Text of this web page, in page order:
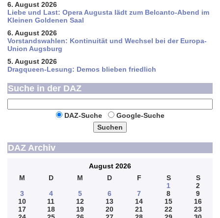
6. August 2026
Liebe und Last: Opera Augusta lädt zum Belcanto-Abend im
Kleinen Goldenen Saal
6. August 2026
Vorstandswahlen: Kontinuität und Wechsel bei der Europa-
Union Augsburg
5. August 2026
Dragqueen-Lesung: Demos blieben friedlich
Suche in der DAZ
DAZ-Suche
Google-Suche
Suchen
DAZ Archiv
August 2026
M
D M D F S
S
1
2
3
4 5 6 7 8
9
10
11 12 13 14 15
16
17
18 19 20 21 22
23